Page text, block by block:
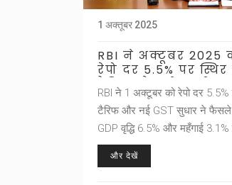
1 अक्तूबर 2025
RBI ने अक्टूबर
रेपो दर 5.5% पर स्थिर
टैरिफ और जीएसटी
RBI ने 1 अक्टूबर को रेपो दर 5.5%
टैरिफ और नई GST सुधार ने फैसले
GDP वृद्धि 6.5% और महँगाई
और देखें